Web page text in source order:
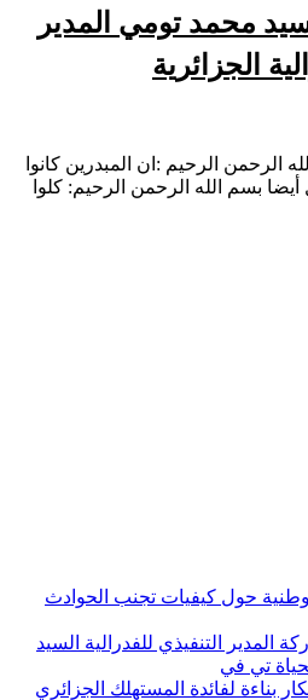
محمد تومي المدير
الجزائرية
الرحمن الرحيم :ان المبدرين كانوا
بسم الله الرحمن الرحيم: كلوا
حول كيفيات تجنب الحوادث
المدير التنفيذي للفدرالية السيد
تي في
بناءة لفائدة المستهلك الجزائري